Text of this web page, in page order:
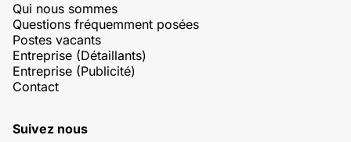
Qui nous sommes
Questions fréquemment posées
Postes vacants
Entreprise (Détaillants)
Entreprise (Publicité)
Contact
Suivez nous